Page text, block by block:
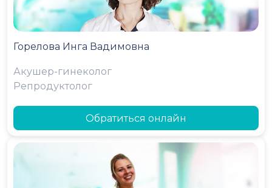
Горелова Инга Вадимовна
Акушер-гинеколог
Репродуктолог
Обратиться онлайн